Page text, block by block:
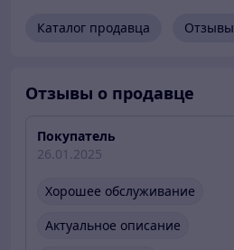
Каталог продавца Отзывы
Отзывы о продавце
Покупатель
26.01.2025
Хорошее обслуживание
Актуальное описание